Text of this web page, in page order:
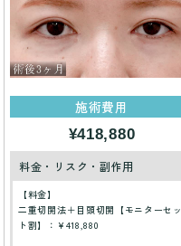
施術費用
¥418,880
料金・リスク・副作用
【料金】
二重切開法＋目頭切開【モニターセッ
ト割】：¥418,880